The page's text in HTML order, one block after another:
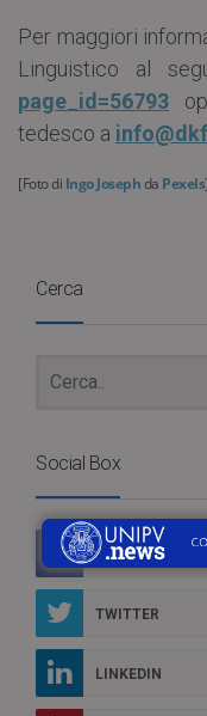
Per maggiori
Linguistico al
page_id=56793
tedesco a
[Foto di Ingo Joseph da Pexels]
Cerca
Social Box
FACEBOOK
TWITTER
LINKEDIN